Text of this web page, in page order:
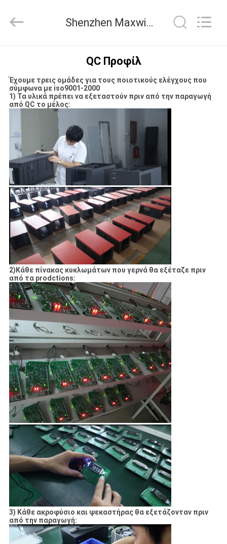
ΠΡΟΪΌΝΤΑ
ΠΕΡΊΠΟΥ
ΕΜΕΊΣ
ΓΎΡΟΣ
ΕΡΓΟΣΤΑΣΊΩΝ
ΠΟΙΟΤΙΚΌΣ
ΈΛΕΓΧΟΣ
ΜΑΣ
ΕΛΆΤΕ
ΣΕ
ΕΠΑΦΉ
ΜΕ
ΖΗΤΉΣΤΕ
ΈΝΑ
ΑΠΌΣΠΑΣΜΑ
SHOPPING
ONLINE
SITEMAP
PRIVACY
POLICY
Shenzhen Maxwin Industrial Co., Ltd. Ποιοτικός έλεγχος
QC Προφίλ
Έχουμε τρεις ομάδες για τους ποιοτικούς ελέγχους που
σύμφωνα με iso9001-2000
1) Τα υλικά πρέπει να εξεταστούν πριν από την παραγωγή
από QC το μέλος:
2)Κάθε πίνακας κυκλωμάτων που γερνά θα εξέταζε πριν
από τα prodctions:
3) Κάθε ακροφύσιο και ψεκαστήρας θα εξετάζονταν πριν
από την παραγωγή: